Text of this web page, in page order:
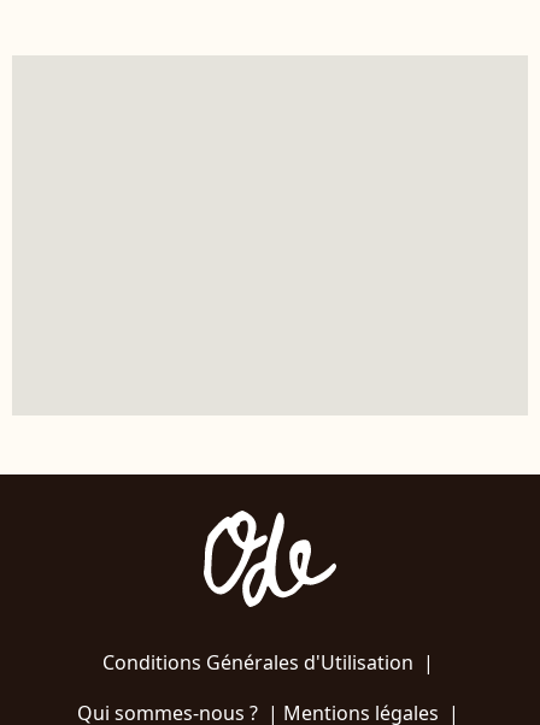
Conditions Générales d'Utilisation |
Qui sommes-nous ?| Mentions légales |